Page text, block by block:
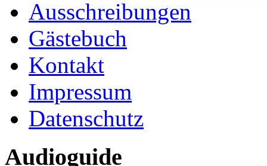
Ausschreibungen
Gästebuch
Kontakt
Impressum
Datenschutz
Audioguide